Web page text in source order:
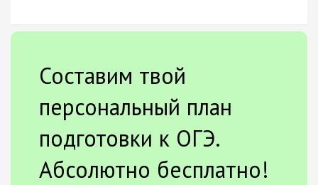
Составим твой
персональный план
подготовки к ОГЭ.
Абсолютно бесплатно!